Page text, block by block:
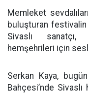
Memleket
buluşturan
Sivaslı sanatçı,
hemşehrileri için
Serkan Kaya,
Bahçesi’nde